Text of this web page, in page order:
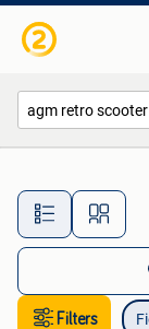
Filters